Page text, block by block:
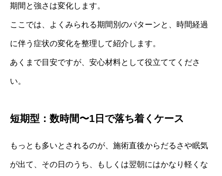
期間と強さは変化します。
ここでは、よくみられる期間別のパターンと、時間経過
に伴う症状の変化を整理して紹介します。
あくまで目安ですが、安心材料として役立ててくださ
い。
短期型：数時間〜1日で落ち着くケース
もっとも多いとされるのが、施術直後からだるさや眠気
が出て、その日のうち、もしくは翌朝にはかなり軽くな